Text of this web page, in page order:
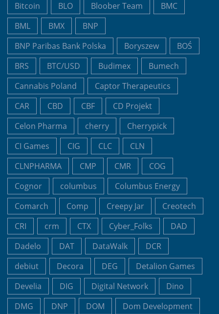
Bitcoin
BLO Bloober Team
BMC
BML
BMX
BNP
BNP Paribas Bank Polska
Boryszew
BOŚ
BRS
BTC/USD Budimex
Bumech
Cannabis Poland
Captor Therapeutics
CAR
CBD CBF
CD Projekt
Celon Pharma
cherry
Cherrypick
CI Games
CIG CLC
CLN
CLNPHARMA
CMP CMR
COG
Cognor
columbus
Columbus Energy
Comarch
Comp Creepy Jar
Creotech
CRI
crm CTX Cyber_Folks
DAD
Dadelo
DAT DataWalk
DCR
debiut
Decora DEG
Detalion Games
Develia
DIG Digital Network
Dino
DMG
DNP DOM
Dom Development